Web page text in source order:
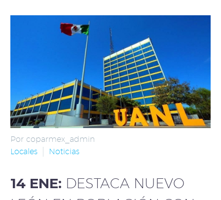
Por coparmex_admin
Locales
Noticias
14 ENE: DESTACA NUEVO